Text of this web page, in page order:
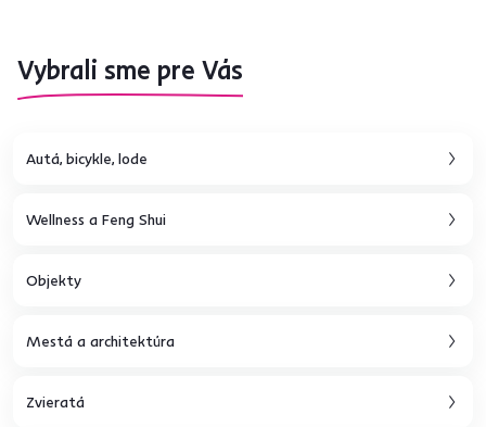
Vybrali sme pre Vás
Autá, bicykle, lode
Wellness a Feng Shui
Objekty
Mestá a architektúra
Zvieratá